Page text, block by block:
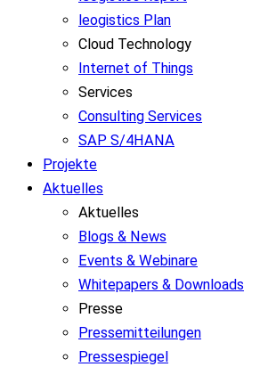
leogistics Plan
Cloud Technology
Internet of Things
Services
Consulting Services
SAP S/4HANA
Projekte
Aktuelles
Aktuelles
Blogs & News
Events & Webinare
Whitepapers & Downloads
Presse
Pressemitteilungen
Pressespiegel